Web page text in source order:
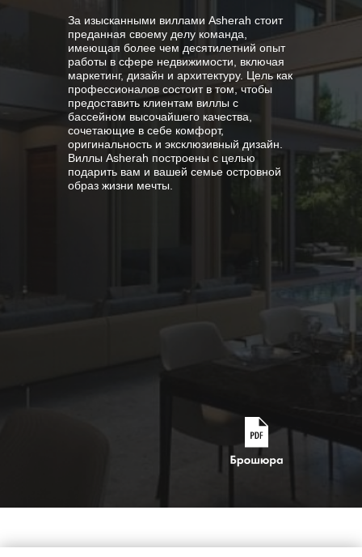
За изысканными виллами Asherah стоит
преданная своему делу команда,
имеющая более чем десятилетний опыт
работы в сфере недвижимости, включая
маркетинг, дизайн и архитектуру. Цель как
профессионалов состоит в том, чтобы
предоставить клиентам виллы с
бассейном высочайшего качества,
сочетающие в себе комфорт,
оригинальность и эксклюзивный дизайн.
Виллы Asherah построены с целью
подарить вам и вашей семье островной
образ жизни мечты.